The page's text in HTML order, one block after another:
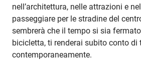
nell’architettura, nelle attrazioni e
passeggiare per le stradine del
sembrerà che il tempo si sia
bicicletta, ti renderai subito conto di
contemporaneamente.